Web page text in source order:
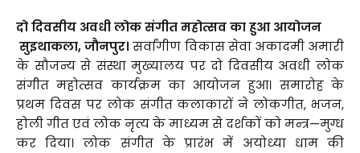
दो दिवसीय अवधी लोक संगीत महोत्सव का हुआ आयोजन
सुइथाकला, जौनपुर। सर्वांगीण विकास सेवा अकादमी अमारी
के सौजन्य से संस्था मुख्यालय पर दो दिवसीय अवधी लोक
संगीत महोत्सव कार्यक्रम का आयोजन हुआ। समारोह के
प्रथम दिवस पर लोक संगीत कलाकारों ने लोकगीत, भजन,
होली गीत एवं लोक नृत्य के माध्यम से दर्शकों को मन्त्र—मुग्ध
कर दिया। लोक संगीत के प्रारंभ में अयोध्या धाम की